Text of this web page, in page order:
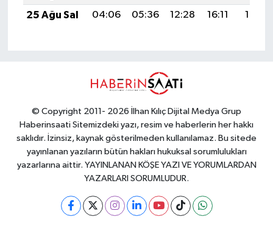
25 Ağu Sal
04:06 05:36 12:28 16:11 19:10
© Copyright 2011- 2026 İlhan Kılıç Dijital Medya Grup
Haberinsaati Sitemizdeki yazı, resim ve haberlerin her hakkı
saklıdır. İzinsiz, kaynak gösterilmeden kullanılamaz. Bu sitede
yayınlanan yazıların bütün hakları hukuksal sorumlulukları
yazarlarına aittir. YAYINLANAN KÖŞE YAZI VE YORUMLARDAN
YAZARLARI SORUMLUDUR.